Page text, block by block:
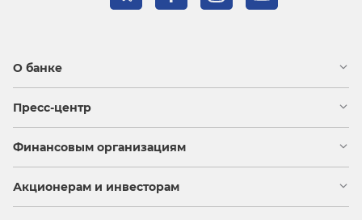
О банке
Пресс-центр
Финансовым организациям
Акционерам и инвесторам